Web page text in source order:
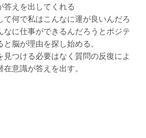
答えを出してくれる
て何で私はこんなに運が良いんだろ
なに仕事ができるんだろうとポジテ
と脳が理由を探し始める。
見つける必要はなく質問の反復によ
在意識が答えを出す。